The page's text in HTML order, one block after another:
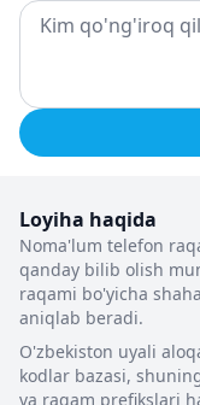
Loyiha haqida
Noma'lum telefon
qanday bilib olish
raqami bo'yicha
aniqlab beradi.
O'zbekiston uyali
kodlar bazasi,
va raqam prefikslari